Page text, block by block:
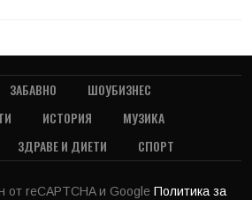
ЗАБАВНО
ШОУБИЗНЕС
ИСТОРИЯ
МУЗИКА
ЗДРАВЕ И ДИЕТИ СПОРТ
от reCAPTCHA и Google Политика за